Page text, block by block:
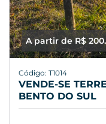
A partir de R$
Código: T1014
VENDE-SE
BENTO DO SUL